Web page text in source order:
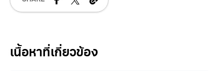
Related Posts